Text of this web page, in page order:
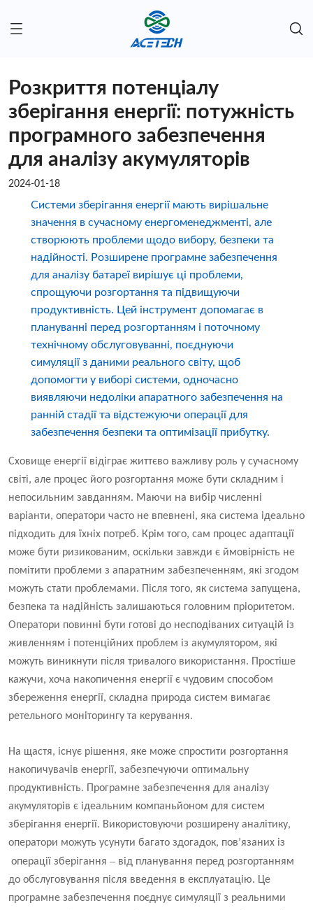
Розкриття потенціалу
зберігання енергії: потужність
програмного забезпечення
для аналізу акумуляторів
2024-01-18
Системи зберігання енергії мають вирішальне
значення в сучасному енергоменеджменті, але
створюють проблеми щодо вибору, безпеки та
надійності. Розширене програмне забезпечення
для аналізу батареї вирішує ці проблеми,
спрощуючи розгортання та підвищуючи
продуктивність. Цей інструмент допомагає в
плануванні перед розгортанням і поточному
технічному обслуговуванні, поєднуючи
симуляції з даними реального світу, щоб
допомогти у виборі системи, одночасно
виявляючи недоліки апаратного забезпечення на
ранній стадії та відстежуючи операції для
забезпечення безпеки та оптимізації прибутку.
Сховище енергії відіграє життєво важливу роль у сучасному
світі, але процес його розгортання може бути складним і
непосильним завданням. Маючи на вибір численні
варіанти, оператори часто не впевнені, яка система ідеально
підходить для їхніх потреб. Крім того, сам процес адаптації
може бути ризикованим, оскільки завжди є ймовірність не
помітити проблеми з апаратним забезпеченням, які згодом
можуть стати проблемами. Після того, як система запущена,
безпека та надійність залишаються головним пріоритетом.
Оператори повинні бути готові до несподіваних ситуацій із
живленням і потенційних проблем із акумулятором, які
можуть виникнути після тривалого використання. Простіше
кажучи, хоча накопичення енергії є чудовим способом
збереження енергії, складна природа систем вимагає
ретельного моніторингу та керування.
На щастя, існує рішення, яке може спростити розгортання
накопичувачів енергії, забезпечуючи оптимальну
продуктивність. Програмне забезпечення для аналізу
акумуляторів є ідеальним компаньйоном для систем
зберігання енергії. Використовуючи розширену аналітику,
оператори можуть усунути багато здогадок, пов’язаних із
операції зберігання – від планування перед розгортанням
до обслуговування після введення в експлуатацію. Це
програмне забезпечення поєднує симуляції з реальними